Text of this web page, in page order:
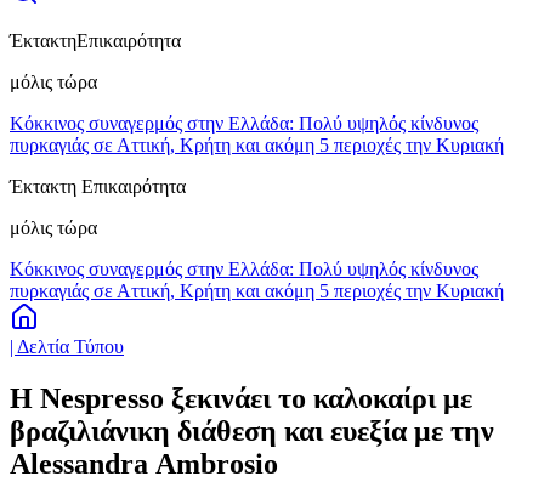
ΈκτακτηΕπικαιρότητα
μόλις τώρα
Κόκκινος συναγερμός στην Ελλάδα: Πολύ υψηλός κίνδυνος
πυρκαγιάς σε Αττική, Κρήτη και ακόμη 5 περιοχές την Κυριακή
Έκτακτη Επικαιρότητα
μόλις τώρα
Κόκκινος συναγερμός στην Ελλάδα: Πολύ υψηλός κίνδυνος
πυρκαγιάς σε Αττική, Κρήτη και ακόμη 5 περιοχές την Κυριακή
| Δελτία Τύπου
Η Nespresso ξεκινάει το καλοκαίρι με
βραζιλιάνικη διάθεση και ευεξία με την
Αlessandra Αmbrosio